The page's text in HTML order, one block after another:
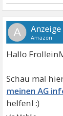
A
Hallo
meinen AG